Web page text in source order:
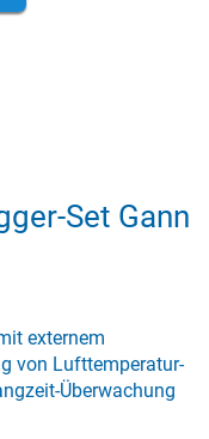
Set Gann
externem
von Lufttemperatur-
Überwachung